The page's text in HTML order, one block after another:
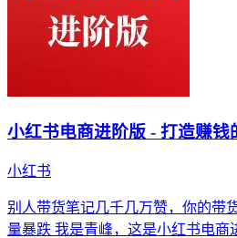
小红书电商进阶版 - 打造赚钱
小红书
别人带货笔记几千几万赞，你的带
量暴跌 我是青峰，这是小红书电商